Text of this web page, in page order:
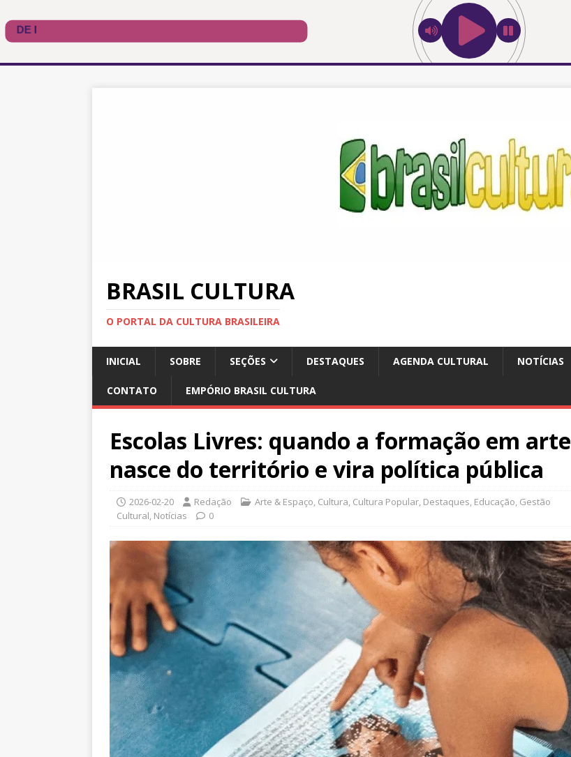
BRASIL CULTURA
O PORTAL DA CULTURA BRASILEIRA
INICIAL SOBRE SEÇÕES DESTAQUES AGENDA CULTURAL NOTÍCIAS
CONTATO EMPÓRIO BRASIL CULTURA
Escolas Livres: quando a formação em arte
nasce do território e vira política pública
2026-02-20 Redação Arte & Espaço, Cultura, Cultura Popular, Destaques, Educação, Gestão
Cultural, Notícias 0